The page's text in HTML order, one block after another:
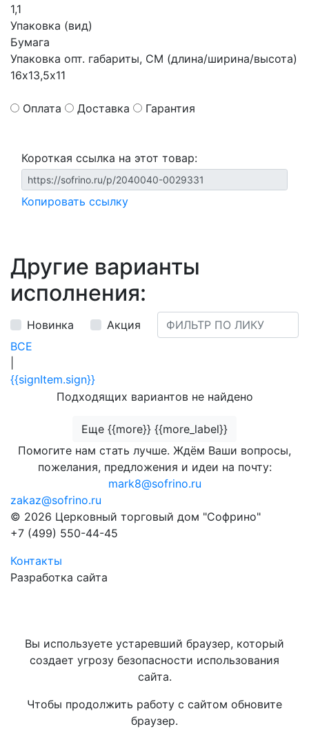
1,1
Упаковка (вид)
Бумага
Упаковка опт. габариты, СМ (длина/ширина/высота)
16х13,5х11
Оплата Доставка Гарантия
Короткая ссылка на этот товар:
Копировать ссылку
Другие варианты
исполнения:
Новинка
Акция
ВСЕ
{{signItem.sign}}
Подходящих вариантов не найдено
Еще {{more}} {{more_label}}
Помогите нам стать лучше. Ждём Ваши вопросы,
пожелания, предложения и идеи на почту:
mark8@sofrino.ru
zakaz@sofrino.ru
© 2026 Церковный торговый дом "Софрино"
+7 (499) 550-44-45
Контакты
Разработка сайта
Вы используете устаревший браузер, который
создает угрозу безопасности использования
сайта.
Чтобы продолжить работу с сайтом обновите
браузер.